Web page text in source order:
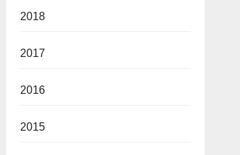
2018
2017
2016
2015